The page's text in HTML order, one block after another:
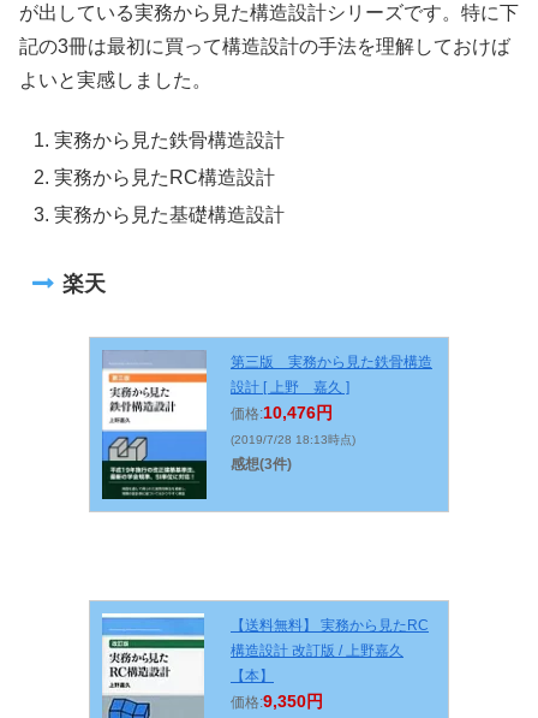
が出している実務から見た構造設計シリーズです。特に下
記の3冊は最初に買って構造設計の手法を理解しておけば
よいと実感しました。
実務から見た鉄骨構造設計
実務から見たRC構造設計
実務から見た基礎構造設計
楽天
第三版 実務から見た鉄骨構造
設計 [ 上野 嘉久 ]
価格:10,476円
(2019/7/28 18:13時点)
感想(3件)
【送料無料】 実務から見たRC
構造設計 改訂版 / 上野嘉久
【本】
価格:9,350円